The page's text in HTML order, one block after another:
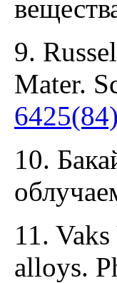
9.
Mater.
10.
11.
alloys.